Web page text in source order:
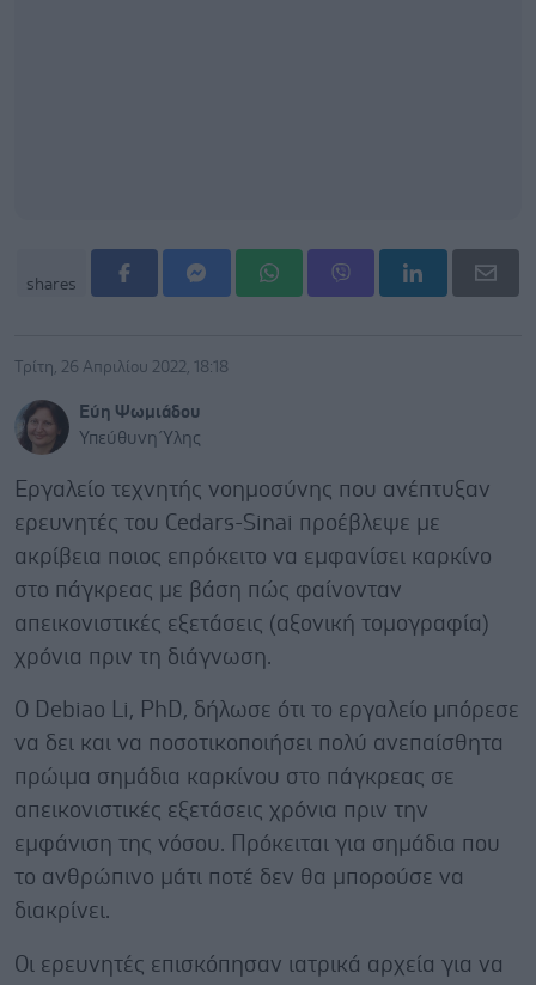
shares
Τρίτη, 26 Απριλίου 2022, 18:18
Εύη Ψωμιάδου
Υπεύθυνη Ύλης
Εργαλείο τεχνητής νοημοσύνης που ανέπτυξαν
ερευνητές του Cedars-Sinai προέβλεψε με
ακρίβεια ποιος επρόκειτο να εμφανίσει καρκίνο
στο πάγκρεας με βάση πώς φαίνονταν
απεικονιστικές εξετάσεις (αξονική τομογραφία)
χρόνια πριν τη διάγνωση.
Ο Debiao Li, PhD, δήλωσε ότι το εργαλείο μπόρεσε
να δει και να ποσοτικοποιήσει πολύ ανεπαίσθητα
πρώιμα σημάδια καρκίνου στο πάγκρεας σε
απεικονιστικές εξετάσεις χρόνια πριν την
εμφάνιση της νόσου. Πρόκειται για σημάδια που
το ανθρώπινο μάτι ποτέ δεν θα μπορούσε να
διακρίνει.
Οι ερευνητές επισκόπησαν ιατρικά αρχεία για να